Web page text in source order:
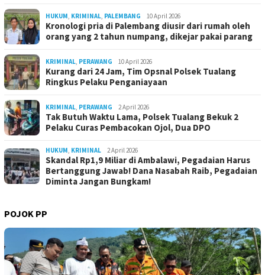
HUKUM, KRIMINAL, PALEMBANG 10 April 2026
Kronologi pria di Palembang diusir dari rumah oleh
orang yang 2 tahun numpang, dikejar pakai parang
KRIMINAL, PERAWANG 10 April 2026
Kurang dari 24 Jam, Tim Opsnal Polsek Tualang
Ringkus Pelaku Penganiayaan
KRIMINAL, PERAWANG 2 April 2026
Tak Butuh Waktu Lama, Polsek Tualang Bekuk 2
Pelaku Curas Pembacokan Ojol, Dua DPO
HUKUM, KRIMINAL 2 April 2026
Skandal Rp1,9 Miliar di Ambalawi, Pegadaian Harus
Bertanggung Jawab! Dana Nasabah Raib, Pegadaian
Diminta Jangan Bungkam!
POJOK PP